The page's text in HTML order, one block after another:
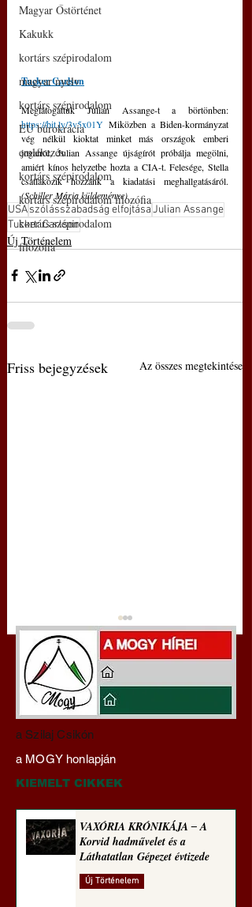
Magyar Őstörténet
Kakukk
kortárs szépirodalom
magyar nyelv
kortárs szépirodalom
EU bürokrácia
emlékezés
kortárs szépirodalom
kortárs szépirodalom filozófia
kortárs szépirodalom
filozófia
Tucker Carlson
https://bit.ly/3v5x01Y Miközben a Biden-kormányzat
vég nélkül kioktat minket más országok emberi
jogairól, Julian Assange újságírót próbálja megölni,
amiért kínos helyzetbe hozta a CIA-t. Felesége, Stella
(Schiller Mária küldeménye)
USAszólásszabadság elfojtásaJulian Assange
Tucker Carlson
Új Történelem
Friss bejegyzések Az összes megtekintése
Hajdu Zoltán:
Transzhumanizmus és
technomorál ‒ 21/28.
Rugalmas technomorál:
a Szilaj Csikón
a MOGY honlapján
KIEMELT CIKKEK
VAXÓRIA KRÓNIKÁJA ‒ A
Korvid hadművelet és a
Láthatatlan Gépezet évtizede
Új Történelem